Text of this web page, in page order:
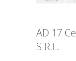
AD 17
S.R.L.